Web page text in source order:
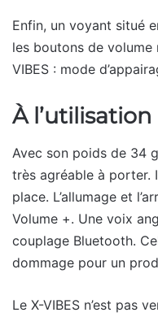
Enfin, un voyant situé
les boutons de volume
VIBES : mode
À l’utilisation
Avec son poids de 34
très agréable à porter.
place. L’allumage et
Volume +. Une voix
couplage Bluetooth.
dommage pour un
Le X-VIBES n’est pas